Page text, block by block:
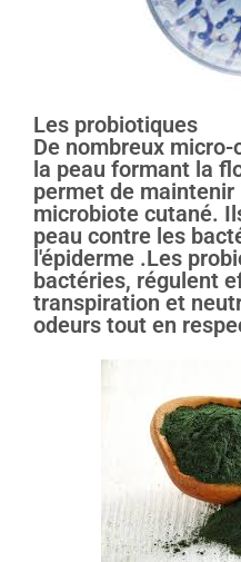
Les probiotiques
De nombreux
la peau formant la
permet de maintenir
microbiote cutané.
peau contre les
l'épiderme .Les
bactéries, régulent
transpiration et
odeurs tout en